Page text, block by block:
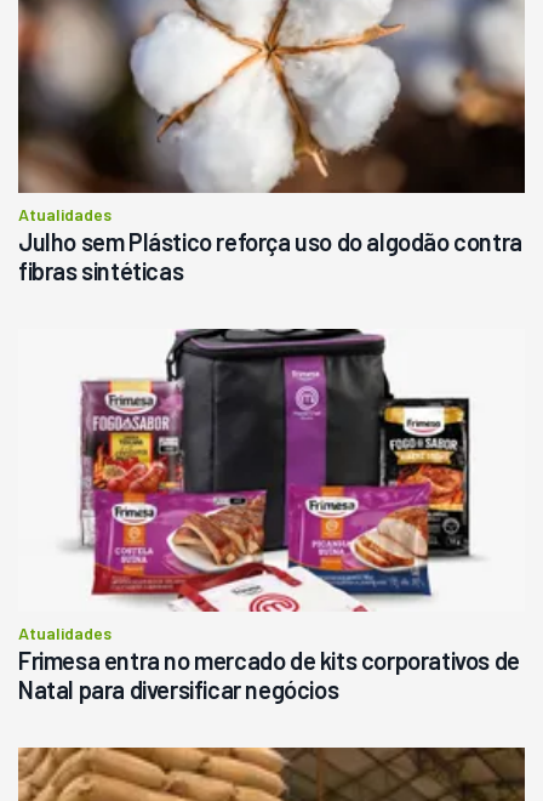
Atualidades
Julho sem Plástico reforça uso do algodão contra
fibras sintéticas
Atualidades
Frimesa entra no mercado de kits corporativos de
Natal para diversificar negócios